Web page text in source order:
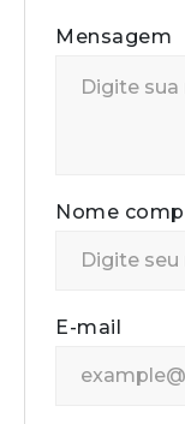
Mensagem
Nome
E-mail